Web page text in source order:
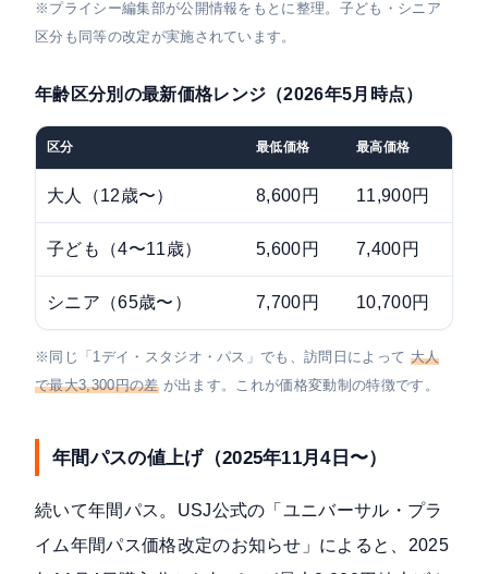
※プライシー編集部が公開情報をもとに整理。子ども・シニア
区分も同等の改定が実施されています。
年齢区分別の最新価格レンジ（2026年5月時点）
区分 最低価格 最高価格
大人（12歳〜） 8,600円 11,900円
子ども（4〜11歳） 5,600円 7,400円
シニア（65歳〜） 7,700円 10,700円
※同じ「1デイ・スタジオ・パス」でも、訪問日によって 大人
で最大3,300円の差が出ます。これが価格変動制の特徴です。
年間パスの値上げ（2025年11月4日〜）
続いて年間パス。 USJ公式の「ユニバーサル・プラ
イム年間パス価格改定のお知らせ」によると、2025